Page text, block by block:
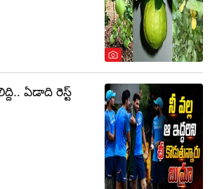
ఏడాది రెస్ట్